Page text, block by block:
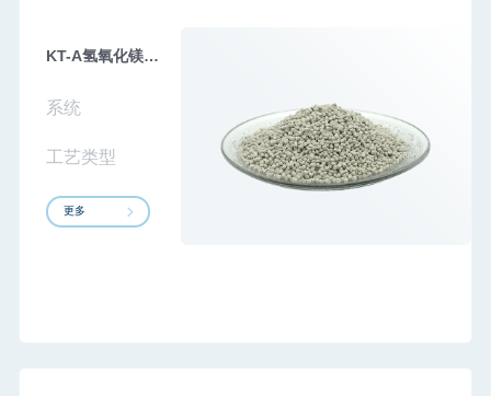
KT-A氢氧化镁系列
系统
工艺类型
更多